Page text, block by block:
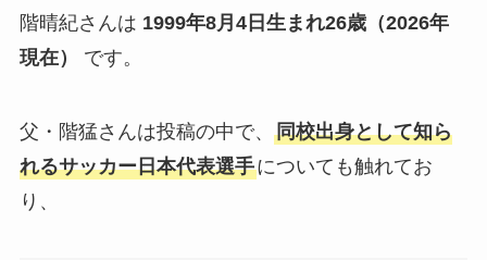
階晴紀さんは 1999年8月4日生まれ26歳（2026年
現在）
です。
父・階猛さんは投稿の中で、 同校出身として知ら
れるサッカー日本代表選手についても触れてお
り、